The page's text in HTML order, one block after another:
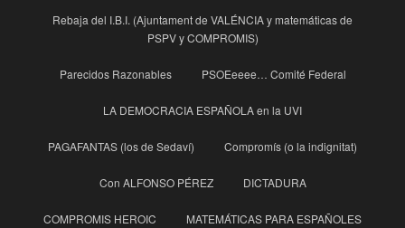
Rebaja del I.B.I. (Ajuntament de VALÉNCIA y matemáticas de
PSPV y COMPROMIS)
Parecidos Razonables PSOEeeee… Comité Federal
LA DEMOCRACIA ESPAÑOLA en la UVI
PAGAFANTAS (los de Sedaví) Compromís (o la indignitat)
Con ALFONSO PÉREZ DICTADURA
COMPROMIS HEROIC MATEMÁTICAS PARA ESPAÑOLES